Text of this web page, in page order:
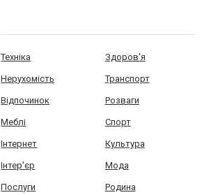
Техніка Здоров'я
Нерухомість Транспорт
Відпочинок Розваги
Меблі Спорт
Інтернет Культура
Інтер'єр Мода
Послуги Родина